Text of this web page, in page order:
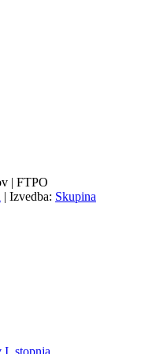
| FTPO
| Izvedba: Skupina